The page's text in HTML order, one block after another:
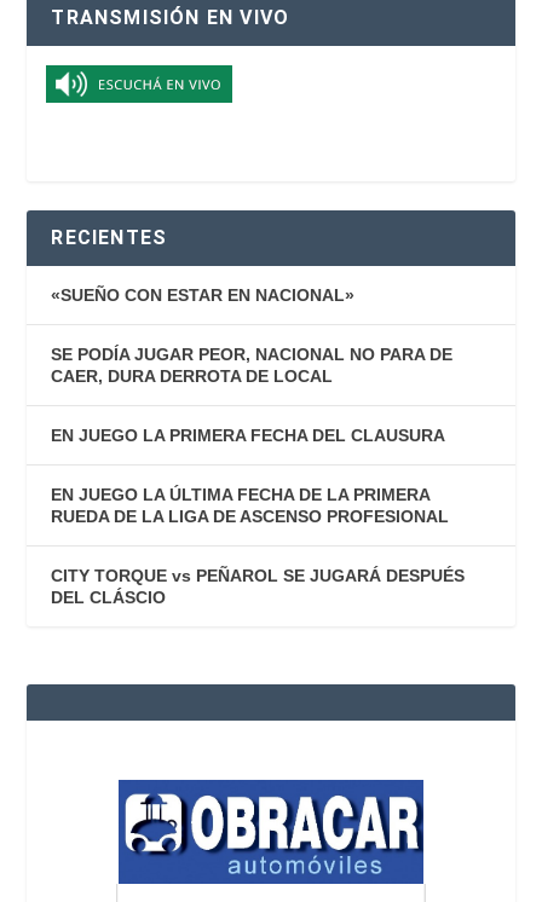
TRANSMISIÓN EN VIVO
RECIENTES
«SUEÑO CON ESTAR EN NACIONAL»
SE PODÍA JUGAR PEOR, NACIONAL NO PARA DE
CAER, DURA DERROTA DE LOCAL
EN JUEGO LA PRIMERA FECHA DEL CLAUSURA
EN JUEGO LA ÚLTIMA FECHA DE LA PRIMERA
RUEDA DE LA LIGA DE ASCENSO PROFESIONAL
CITY TORQUE vs PEÑAROL SE JUGARÁ DESPUÉS
DEL CLÁSCIO